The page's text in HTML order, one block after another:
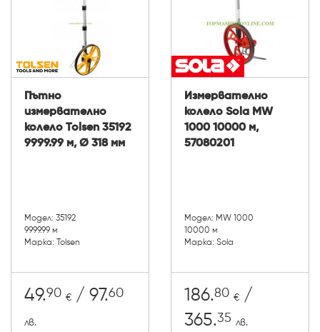
Пътно
измервателно
колело Tolsen 35192
9999.99 м, Ø 318 мм
Модел: 35192
9999.99 м
Марка: Tolsen
49.90 € / 97.60
лв.
Измервателно
колело Sola MW
1000 10000 м,
57080201
Модел: MW 1000
10000 м
Марка: Sola
186.80 € /
365.35 лв.